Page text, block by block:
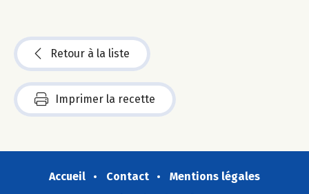
Retour à la liste
Imprimer la recette
Accueil Contact
Mentions légales